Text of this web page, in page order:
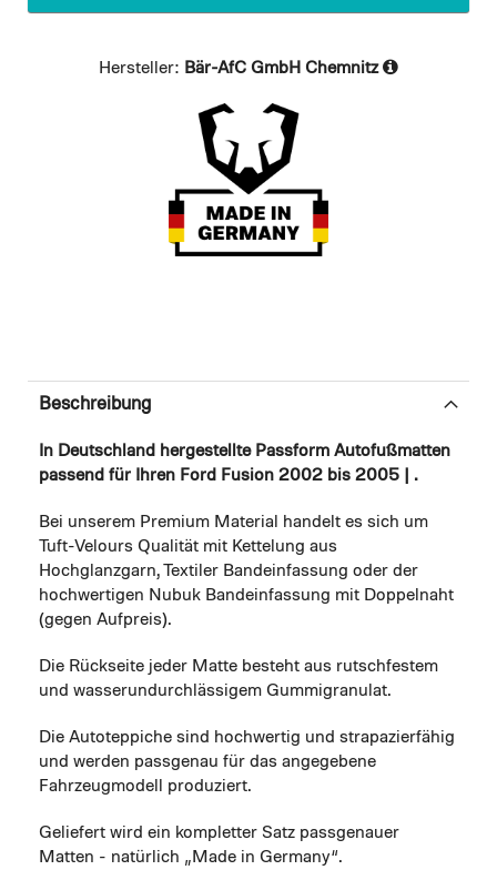
Hersteller: Bär-AfC GmbH Chemnitz
Beschreibung
In Deutschland hergestellte Passform Autofußmatten
passend für Ihren Ford Fusion 2002 bis 2005 | .
Bei unserem Premium Material handelt es sich um
Tuft-Velours Qualität mit Kettelung aus
Hochglanzgarn, Textiler Bandeinfassung oder der
hochwertigen Nubuk Bandeinfassung mit Doppelnaht
(gegen Aufpreis).
Die Rückseite jeder Matte besteht aus rutschfestem
und wasserundurchlässigem Gummigranulat.
Die Autoteppiche sind hochwertig und strapazierfähig
und werden passgenau für das angegebene
Fahrzeugmodell produziert.
Geliefert wird ein kompletter Satz passgenauer
Matten - natürlich „Made in Germany“.